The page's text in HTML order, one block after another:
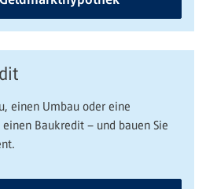
einen Umbau oder eine
einen Baukredit – und bauen Sie